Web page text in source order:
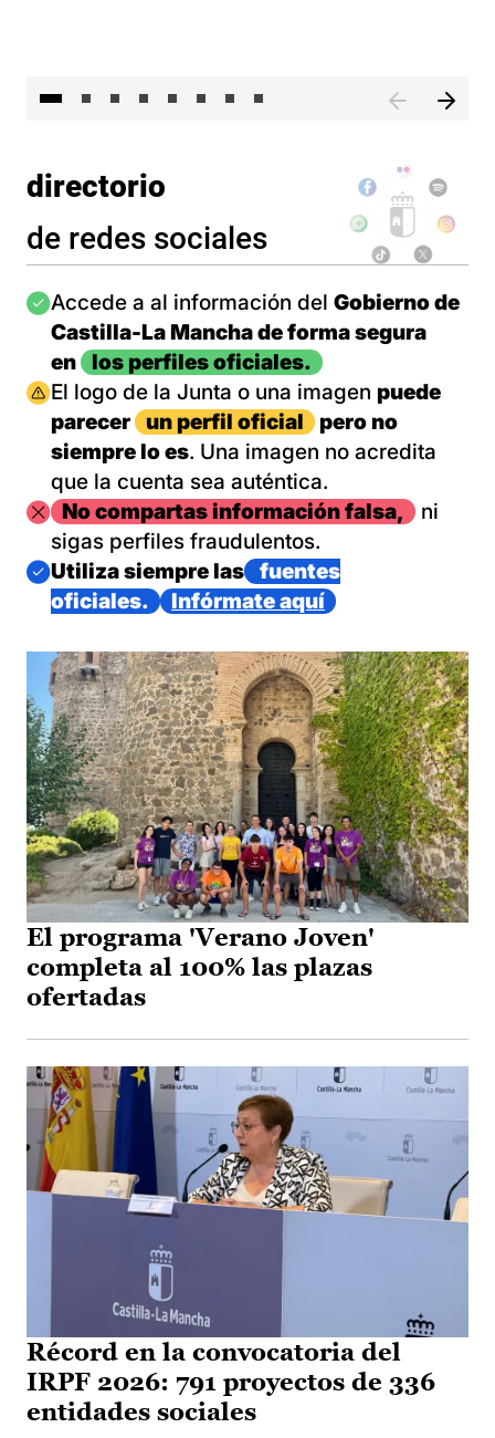
directorio
de redes sociales
Imagen
Accede a al información del Gobierno de
Castilla-La Mancha de forma segura
en
los perfiles oficiales.
Imagen
El logo de la Junta o una imagen puede
parecer
un perfil oficial
pero no
siempre lo es. Una imagen no acredita
que la cuenta sea auténtica.
ImagenNo compartas información falsa,
ni
sigas perfiles fraudulentos.
Imagen
Utiliza siempre las
fuentes
oficiales.
Infórmate aquí
El programa 'Verano Joven'
completa al 100% las plazas
ofertadas
Récord en la convocatoria del
IRPF 2026: 791 proyectos de 336
entidades sociales